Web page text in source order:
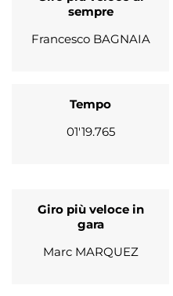
sempre
Francesco BAGNAIA
Tempo
01'19.765
Giro più veloce in
gara
Marc MARQUEZ